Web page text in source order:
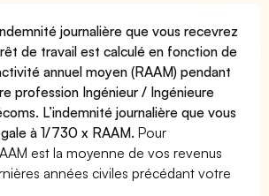
journalière que vous recevrez
de travail est calculé en fonction de
annuel moyen (RAAM) pendant
profession Ingénieur / Ingénieure
L’indemnité journalière que vous
à 1/730 x RAAM. Pour
est la moyenne de vos revenus
années civiles précédant votre